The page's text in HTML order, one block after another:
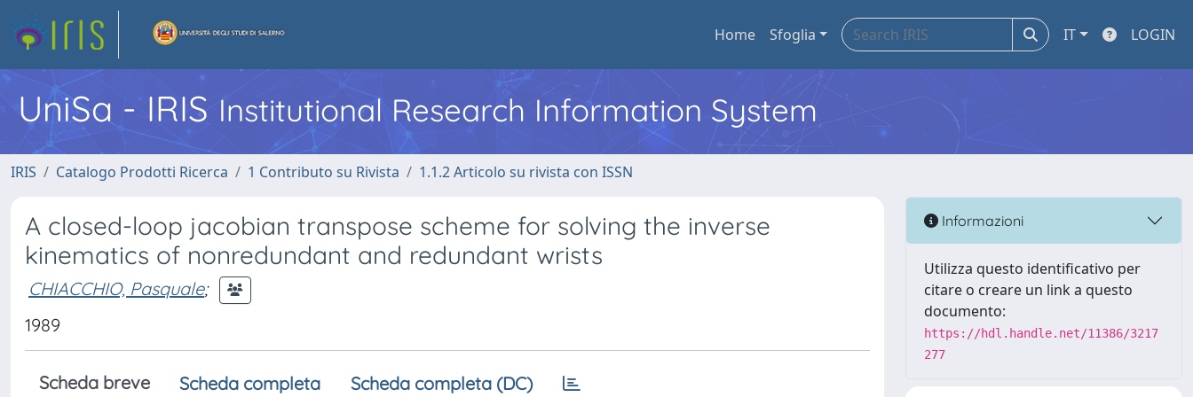
Home Sfoglia IT LOGIN
UniSa - IRIS Institutional Research Information System
IRIS Catalogo Prodotti Ricerca 1 Contributo su Rivista 1.1.2 Articolo su rivista con ISSN
A closed-loop jacobian transpose scheme for solving the inverse
kinematics of nonredundant and redundant wrists
CHIACCHIO, Pasquale;
1989
Scheda breve Scheda completa Scheda completa (DC)
Informazioni
Utilizza questo identificativo per
citare o creare un link a questo
documento:
https://hdl.handle.net/11386/3217
277